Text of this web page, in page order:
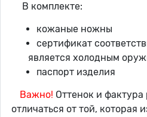
В комплекте:
кожаные ножны
сертификат
является холодным
паспорт изделия
Важно! Оттенок и
отличаться от той, которая